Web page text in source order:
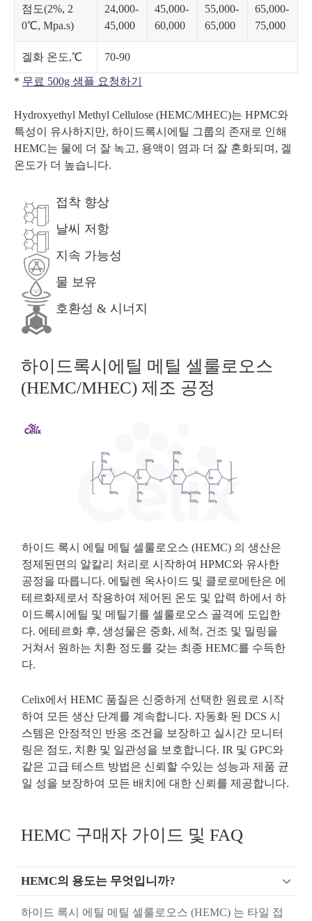
점도(2%, 2
0℃, Mpa.s)
24,000-
45,000
45,000-
60,000
55,000-
65,000
65,000-
75,000
겔화 온도,℃ 70-90
* 무료 500g 샘플 요청하기
Hydroxyethyl Methyl Cellulose (HEMC/MHEC)는 HPMC와
특성이 유사하지만, 하이드록시에틸 그룹의 존재로 인해
HEMC는 물에 더 잘 녹고, 용액이 염과 더 잘 혼화되며, 겔
온도가 더 높습니다.
접착 향상
날씨 저항
지속 가능성
물 보유
호환성 & 시너지
하이드록시에틸 메틸 셀룰로오스
(HEMC/MHEC) 제조 공정
하이드 록시 에틸 메틸 셀룰로오스 (HEMC) 의 생산은
정제된면의 알칼리 처리로 시작하여 HPMC와 유사한
공정을 따릅니다. 에틸렌 옥사이드 및 클로로메탄은 에
테르화제로서 작용하여 제어된 온도 및 압력 하에서 하
이드록시에틸 및 메틸기를 셀룰로오스 골격에 도입한
다. 에테르화 후, 생성물은 중화, 세척, 건조 및 밀링을
거쳐서 원하는 치환 정도를 갖는 최종 HEMC를 수득한
다.
Celix에서 HEMC 품질은 신중하게 선택한 원료로 시작
하여 모든 생산 단계를 계속합니다. 자동화 된 DCS 시
스템은 안정적인 반응 조건을 보장하고 실시간 모니터
링은 점도, 치환 및 일관성을 보호합니다. IR 및 GPC와
같은 고급 테스트 방법은 신뢰할 수있는 성능과 제품 균
일 성을 보장하여 모든 배치에 대한 신뢰를 제공합니다.
HEMC 구매자 가이드 및 FAQ
HEMC의 용도는 무엇입니까? 
하이드 록시 에틸 메틸 셀룰로오스 (HEMC) 는 타일 접